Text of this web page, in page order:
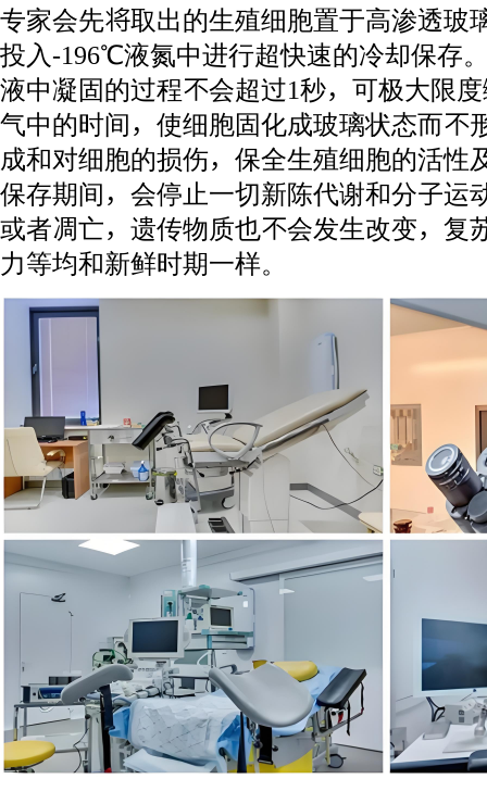
专家会先将取出的生殖细胞置于高渗透玻
投入-196℃液氮中进行超快速的冷却保存
液中凝固的过程不会超过1秒，可极大限
气中的时间，使细胞固化成玻璃状态而不
成和对细胞的损伤，保全生殖细胞的活性
保存期间，会停止一切新陈代谢和分子运
或者凋亡，遗传物质也不会发生改变，复
力等均和新鲜时期一样。